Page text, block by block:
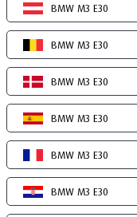
BMW M3 E30
BMW M3 E30
BMW M3 E30
BMW M3 E30
BMW M3 E30
BMW M3 E30